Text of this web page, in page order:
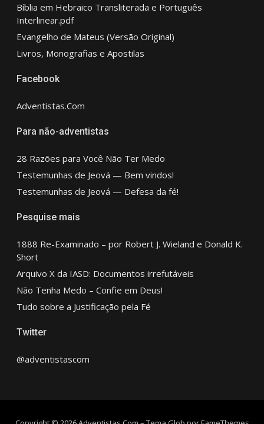
Bíblia em Hebraico Transliterada e Português
Interlinear.pdf
Evangelho de Mateus (Versão Original)
Livros, Monografias e Apostilas
Facebook
Adventistas.Com
Para não-adventistas
28 Razões para Você Não Ter Medo
Testemunhas de Jeová — Bem vindos!
Testemunhas de Jeová — Defesa da fé!
Pesquise mais
1888 Re-Examinado – por Robert J. Wieland e Donald K.
Short
Arquivo X da IASD: Documentos irrefutáveis
Não Tenha Medo – Confie em Deus!
Tudo sobre a Justificação pela Fé
Twitter
@adventistascom